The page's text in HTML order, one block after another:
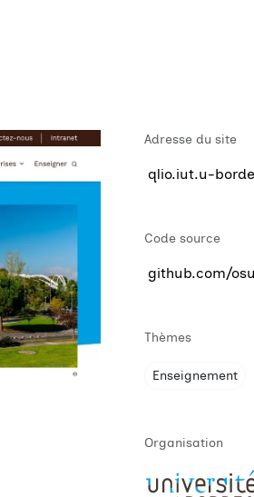
Adresse du site
qlio.iut.u-
Code source
github.com/
Thèmes
Enseignement
Organisation